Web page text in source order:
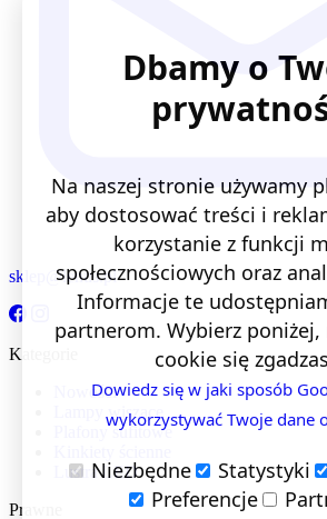
sklep@lentis.pl
Kategorie
Nowości
Lampy wiszące
Plafony sufitowe
Lustra LED
Prawne
Dbamy o
Na naszej stronie używamy
aby dostosować treści i
korzystanie z funkcji
społecznościowych oraz
Informacje te
partnerom. Wybierz
cookie się
Dowiedz się w jaki sposób
wykorzystywać Twoje dane
Niezbędne Statystyki
Preferencje